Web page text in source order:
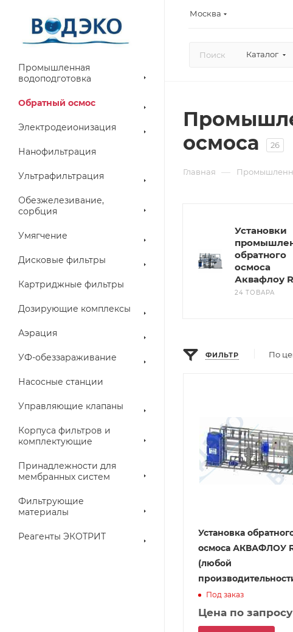
Москва
Каталог
Промышленная
водоподготовка
Обратный осмос
Электродеионизация
Нанофильтрация
Ультрафильтрация
Обезжелезивание,
сорбция
Умягчение
Дисковые фильтры
Картриджные фильтры
Дозирующие комплексы
Аэрация
УФ-обеззараживание
Насосные станции
Управляющие клапаны
Корпуса фильтров и
комплектующие
Принадлежности для
мембранных систем
Фильтрующие
материалы
Реагенты ЭКОТРИТ
осмоса
26
Главная —
Установки
обратного
осмоса
Аквафлоу
24 ТОВАРА
ФИЛЬТР По
Установка
осмоса АКВАФЛОУ
(любой
Под заказ
Цена по запросу